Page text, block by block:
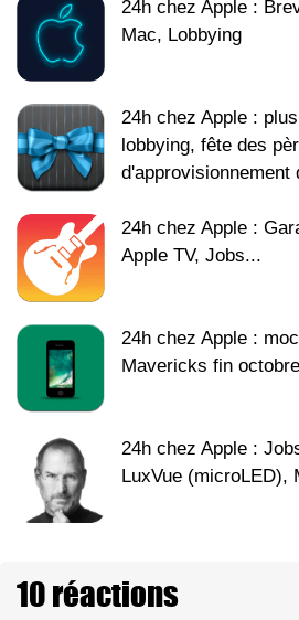
24h chez Apple :
Mac, Lobbying
24h chez Apple :
lobbying, fête des
d'approvisionnement
24h chez Apple :
Apple TV, Jobs...
24h chez Apple :
Mavericks fin
24h chez Apple :
LuxVue (microLED),
10 réactions